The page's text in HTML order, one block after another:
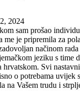
2024
sam prošao
me je pripremila za
načinom
jeziku s time
hrvatskom. Svi
o potrebama uvijek
na Vašem trudu i